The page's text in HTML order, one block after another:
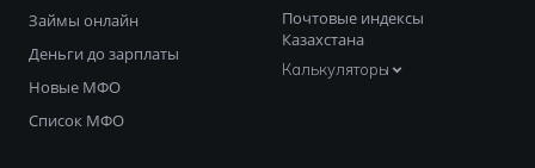
Займы онлайн
Деньги до зарплаты
Новые МФО
Список МФО
Почтовые индексы
Казахстана
Калькуляторы